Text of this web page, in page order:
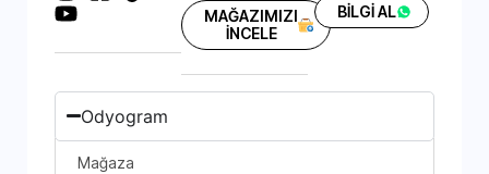
MAĞAZIMIZI
İNCELE
BİLGİ AL
Odyogram
Mağaza